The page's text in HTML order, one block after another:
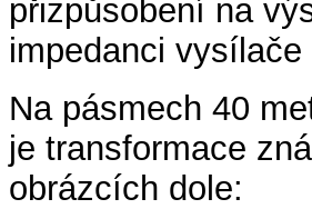
přizpůsobení na
impedanci vysílače
Na pásmech 40
je transformace
obrázcích dole: